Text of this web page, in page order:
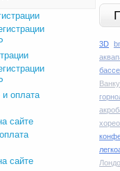
сайте
3D